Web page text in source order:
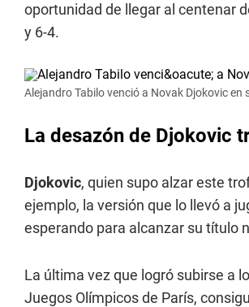
oportunidad de llegar al centenar
y 6-4.
Alejandro Tabilo venció a Novak Djokovic en
La desazón de Djokovic
Djokovic, quien supo alzar este
ejemplo, la versión que lo llevó a
esperando para alcanzar su título
La última vez que logró subirse a
Juegos Olímpicos de París,